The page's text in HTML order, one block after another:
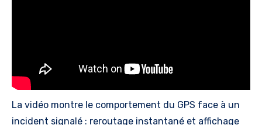
La vidéo montre le comportement du GPS face à un
incident signalé : reroutage instantané et affichage